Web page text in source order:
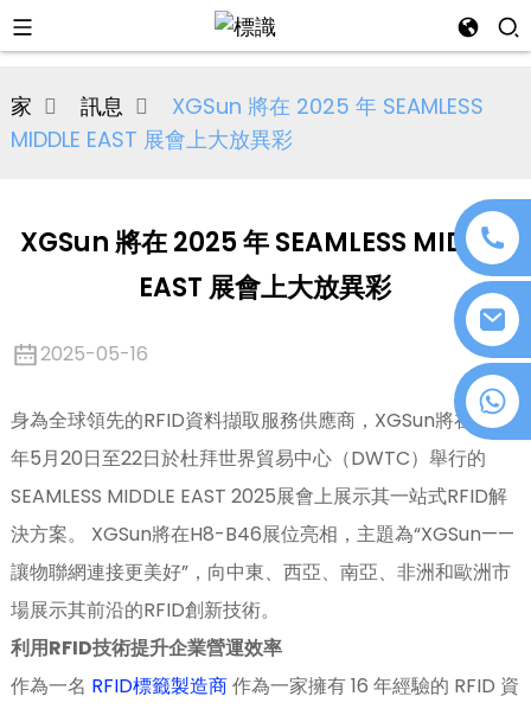
家 訊息
XGSun 將在 2025 年 SEAMLESS
MIDDLE EAST 展會上大放異彩
XGSun 將在 2025 年 SEAMLESS MIDDLE
EAST 展會上大放異彩
2025-05-16
身為全球領先的RFID資料擷取服務供應商，XGSun將在2025
年5月20日至22日於杜拜世界貿易中心（DWTC）舉行的
SEAMLESS MIDDLE EAST 2025展會上展示其一站式RFID解
決方案。 XGSun將在H8-B46展位亮相，主題為“XGSun——
讓物聯網連接更美好”，向中東、西亞、南亞、非洲和歐洲市
場展示其前沿的RFID創新技術。
利用RFID技術提升企業營運效率
作為一名 RFID標籤製造商作為一家擁有 16 年經驗的 RFID 資